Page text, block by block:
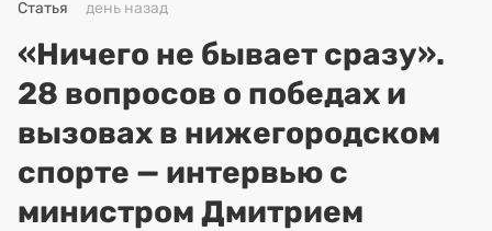
Статья день назад
«Ничего не бывает сразу».
28 вопросов о победах и
вызовах в нижегородском
спорте — интервью с
министром Дмитрием